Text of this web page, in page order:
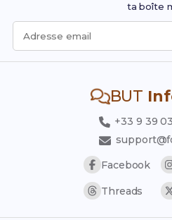
ta boîte
Adresse email
BUT
+33 9 39
Facebook
Threads